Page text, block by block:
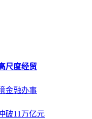
尺度经贸
金融办事
破11万亿元